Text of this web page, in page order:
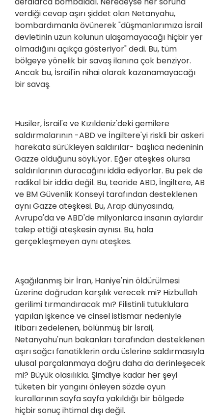
verdiği cevap aşırı şiddet olan Netanyahu,
bombardımanla övünerek "düşmanlarımıza İsrail
devletinin uzun kolunun ulaşamayacağı hiçbir yer
olmadığını açıkça gösteriyor" dedi. Bu, tüm
bölgeye yönelik bir savaş ilanına çok benziyor.
Ancak bu, İsrail'in nihai olarak kazanamayacağı
bir savaş.
Husiler, İsrail'e ve Kızıldeniz'deki gemilere
saldırmalarının -ABD ve İngiltere'yi riskli bir askeri
harekata sürükleyen saldırılar- başlıca nedeninin
Gazze olduğunu söylüyor. Eğer ateşkes olursa
saldırılarının duracağını iddia ediyorlar. Bu pek de
radikal bir iddia değil. Bu, teoride ABD, İngiltere, AB
ve BM Güvenlik Konseyi tarafından desteklenen
aynı Gazze ateşkesi. Bu, Arap dünyasında,
Avrupa'da ve ABD'de milyonlarca insanın aylardır
talep ettiği ateşkesin aynısı. Bu, hala
gerçekleşmeyen aynı ateşkes.
Aşağılanmış bir İran, Haniye'nin öldürülmesi
üzerine doğrudan karşılık verecek mi? Hizbullah
gerilimi tırmandıracak mı? Filistinli tutuklulara
yapılan işkence ve cinsel istismar nedeniyle
itibarı zedelenen, bölünmüş bir İsrail,
Netanyahu'nun bakanları tarafından desteklenen
aşırı sağcı fanatiklerin ordu üslerine saldırmasıyla
ulusal parçalanmaya doğru daha da derinleşecek
mi? Büyük olasılıkla. Şimdiye kadar her şeyi
tüketen bir yangını önleyen sözde oyun
kurallarının sayfa sayfa yakıldığı bir bölgede
hiçbir sonuç ihtimal dışı değil.